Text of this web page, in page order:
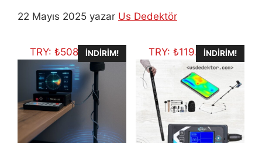
22 Mayıs 2025 yazar Us Dedektör
TRY: ₺508.648,25
İNDIRIM! TRY: ₺119.656,06
İNDIRIM!